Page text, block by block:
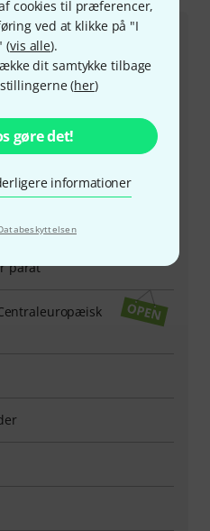
cookies til præferencer,
ved at klikke på "I
(vis alle).
dit samtykke tilbage
(her)
gøre det!
informationer
Danmark
til at hjælpe, hvis du har
efter dit køb.
parat